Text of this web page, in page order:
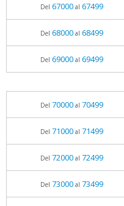
Del 67000al 67499
Del 68000al 68499
Del 69000al 69499
Del 70000al 70499
Del 71000al 71499
Del 72000al 72499
Del 73000al 73499